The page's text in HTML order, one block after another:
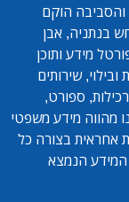
והסביבה הוקם
בנתניה, אבן
מידע ותוכן
שירותים
ספורט,
מהווה מידע משפטי
אחראית בצורה כל
הנמצא